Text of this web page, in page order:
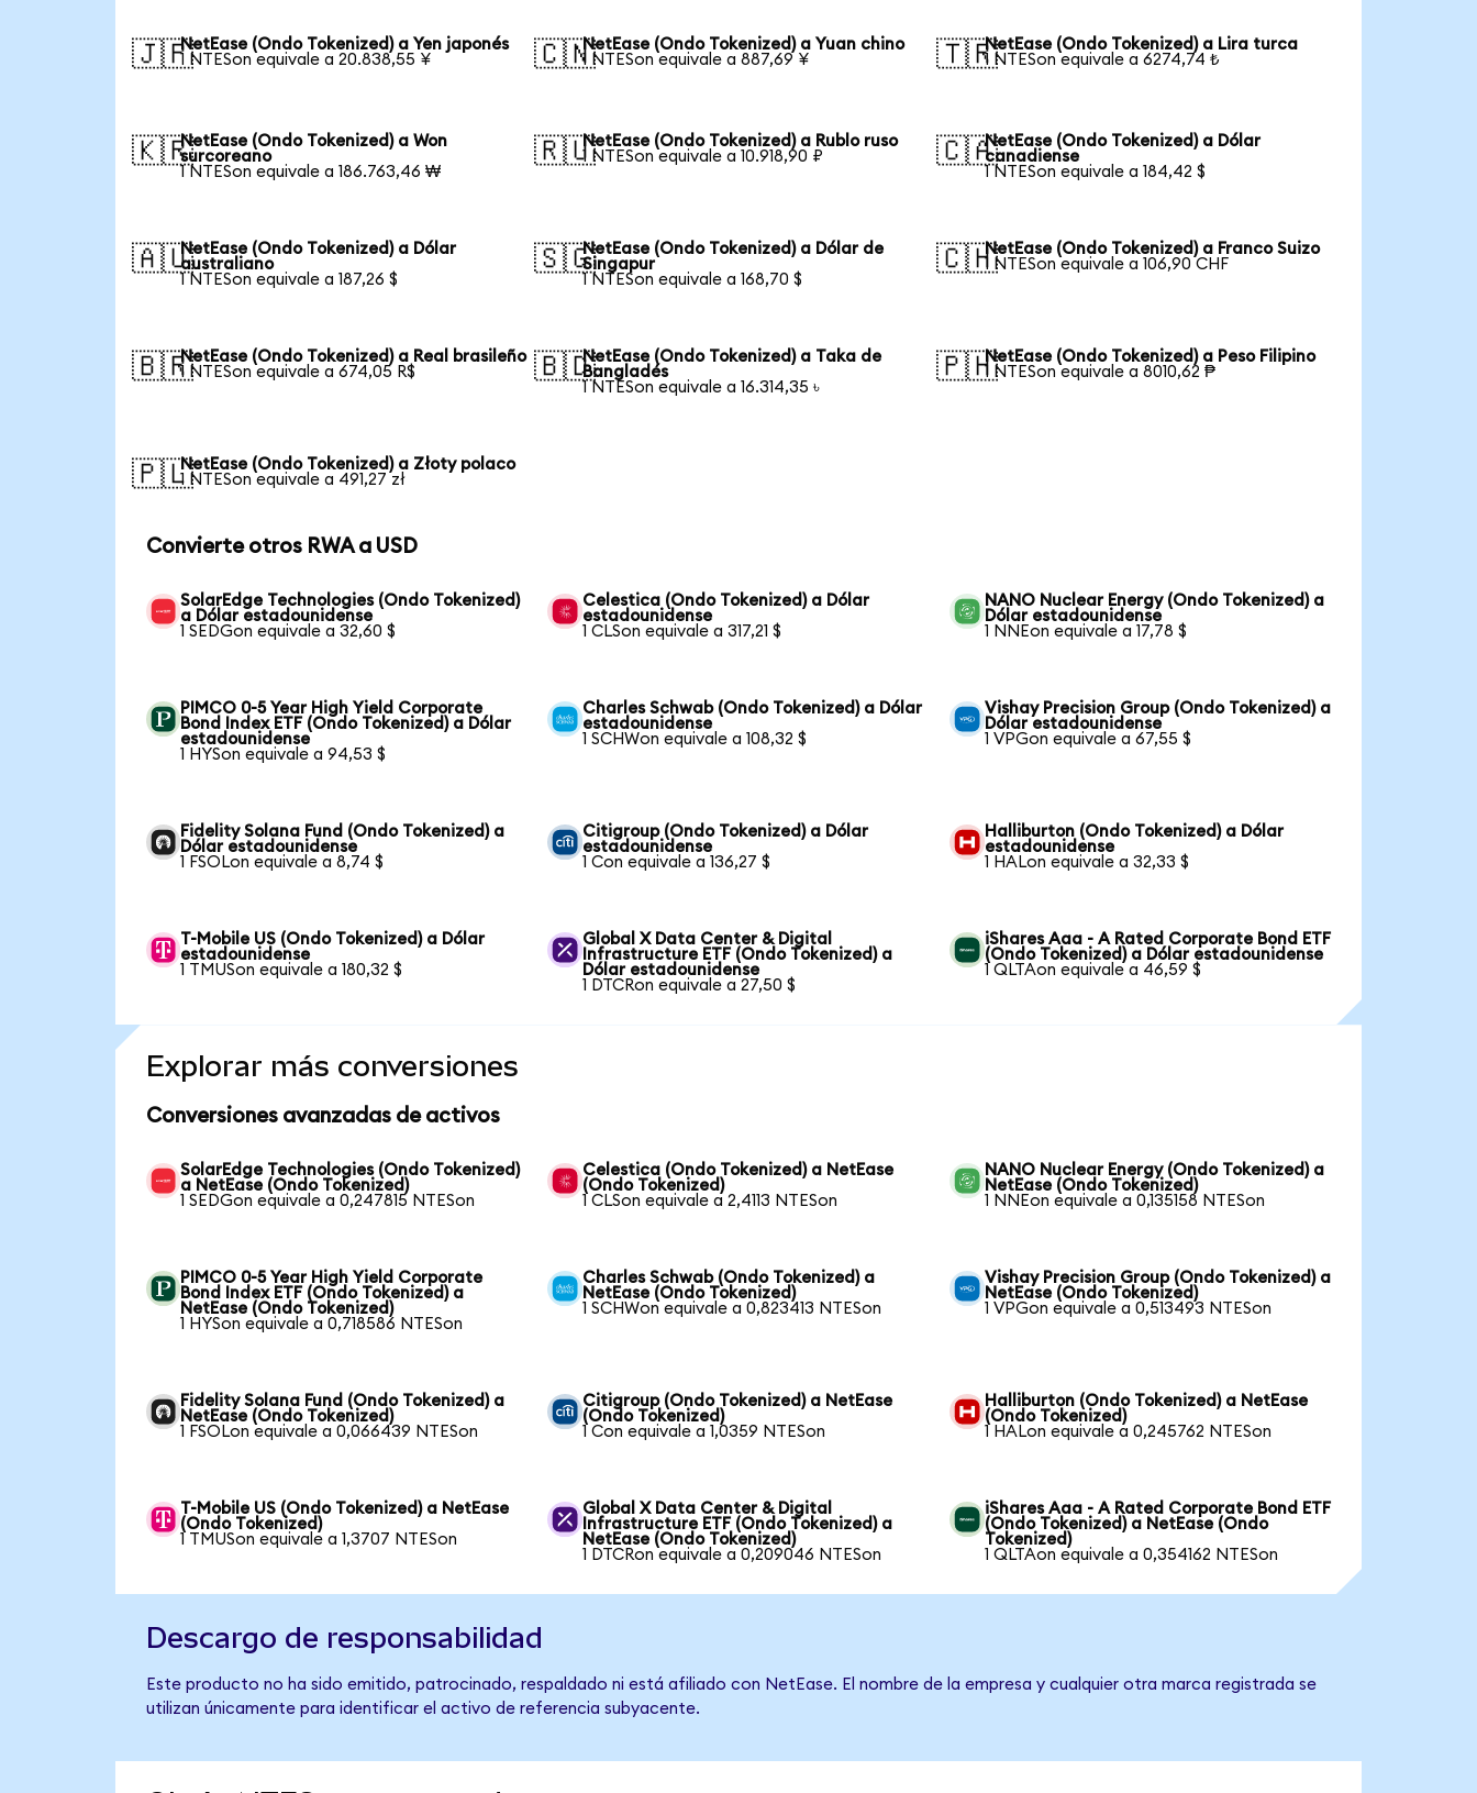
🇯🇵NetEase (Ondo Tokenized) a Yen japonés
1 NTESon equivale a 20.838,55 ¥
🇨🇳NetEase (Ondo Tokenized) a Yuan chino
1 NTESon equivale a 887,69 ¥
🇹🇷NetEase (Ondo Tokenized) a Lira turca
1 NTESon equivale a 6274,74 ₺
🇰🇷NetEase (Ondo Tokenized) a Won
surcoreano
1 NTESon equivale a 186.763,46 ₩
🇷🇺NetEase (Ondo Tokenized) a Rublo ruso
1 NTESon equivale a 10.918,90 ₽
🇨🇦NetEase (Ondo Tokenized) a Dólar
canadiense
1 NTESon equivale a 184,42 $
🇦🇺NetEase (Ondo Tokenized) a Dólar
australiano
1 NTESon equivale a 187,26 $
🇸🇬NetEase (Ondo Tokenized) a Dólar de
Singapur
1 NTESon equivale a 168,70 $
🇨🇭NetEase (Ondo Tokenized) a Franco Suizo
1 NTESon equivale a 106,90 CHF
🇧🇷NetEase (Ondo Tokenized) a Real brasileño
1 NTESon equivale a 674,05 R$
🇧🇩NetEase (Ondo Tokenized) a Taka de
Bangladés
1 NTESon equivale a 16.314,35 ৳
🇵🇭NetEase (Ondo Tokenized) a Peso Filipino
1 NTESon equivale a 8010,62 ₱
🇵🇱NetEase (Ondo Tokenized) a Złoty polaco
1 NTESon equivale a 491,27 zł
Convierte otros RWA a USD
SolarEdge Technologies (Ondo Tokenized)
a Dólar estadounidense
1 SEDGon equivale a 32,60 $
Celestica (Ondo Tokenized) a Dólar
estadounidense
1 CLSon equivale a 317,21 $
NANO Nuclear Energy (Ondo Tokenized) a
Dólar estadounidense
1 NNEon equivale a 17,78 $
PIMCO 0-5 Year High Yield Corporate
Bond Index ETF (Ondo Tokenized) a Dólar
estadounidense
1 HYSon equivale a 94,53 $
Charles Schwab (Ondo Tokenized) a Dólar
estadounidense
1 SCHWon equivale a 108,32 $
Vishay Precision Group (Ondo Tokenized) a
Dólar estadounidense
1 VPGon equivale a 67,55 $
Fidelity Solana Fund (Ondo Tokenized) a
Dólar estadounidense
1 FSOLon equivale a 8,74 $
Citigroup (Ondo Tokenized) a Dólar
estadounidense
1 Con equivale a 136,27 $
Halliburton (Ondo Tokenized) a Dólar
estadounidense
1 HALon equivale a 32,33 $
T-Mobile US (Ondo Tokenized) a Dólar
estadounidense
1 TMUSon equivale a 180,32 $
Global X Data Center & Digital
Infrastructure ETF (Ondo Tokenized) a
Dólar estadounidense
1 DTCRon equivale a 27,50 $
iShares Aaa - A Rated Corporate Bond ETF
(Ondo Tokenized) a Dólar estadounidense
1 QLTAon equivale a 46,59 $
Explorar más conversiones
Conversiones avanzadas de activos
SolarEdge Technologies (Ondo Tokenized)
a NetEase (Ondo Tokenized)
1 SEDGon equivale a 0,247815 NTESon
Celestica (Ondo Tokenized) a NetEase
(Ondo Tokenized)
1 CLSon equivale a 2,4113 NTESon
NANO Nuclear Energy (Ondo Tokenized) a
NetEase (Ondo Tokenized)
1 NNEon equivale a 0,135158 NTESon
PIMCO 0-5 Year High Yield Corporate
Bond Index ETF (Ondo Tokenized) a
NetEase (Ondo Tokenized)
1 HYSon equivale a 0,718586 NTESon
Charles Schwab (Ondo Tokenized) a
NetEase (Ondo Tokenized)
1 SCHWon equivale a 0,823413 NTESon
Vishay Precision Group (Ondo Tokenized) a
NetEase (Ondo Tokenized)
1 VPGon equivale a 0,513493 NTESon
Fidelity Solana Fund (Ondo Tokenized) a
NetEase (Ondo Tokenized)
1 FSOLon equivale a 0,066439 NTESon
Citigroup (Ondo Tokenized) a NetEase
(Ondo Tokenized)
1 Con equivale a 1,0359 NTESon
Halliburton (Ondo Tokenized) a NetEase
(Ondo Tokenized)
1 HALon equivale a 0,245762 NTESon
T-Mobile US (Ondo Tokenized) a NetEase
(Ondo Tokenized)
1 TMUSon equivale a 1,3707 NTESon
Global X Data Center & Digital
Infrastructure ETF (Ondo Tokenized) a
NetEase (Ondo Tokenized)
1 DTCRon equivale a 0,209046 NTESon
iShares Aaa - A Rated Corporate Bond ETF
(Ondo Tokenized) a NetEase (Ondo
Tokenized)
1 QLTAon equivale a 0,354162 NTESon
Descargo de responsabilidad
Este producto no ha sido emitido, patrocinado, respaldado ni está afiliado con NetEase. El nombre de la empresa y cualquier otra marca registrada se
utilizan únicamente para identificar el activo de referencia subyacente.